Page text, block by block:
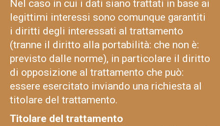
Nel caso in cui i dati siano trattati in base ai
legittimi interessi sono comunque garantiti
i diritti degli interessati al trattamento
(tranne il diritto alla portabilità: che non è:
previsto dalle norme), in particolare il diritto
di opposizione al trattamento che può:
essere esercitato inviando una richiesta al
titolare del trattamento.
Titolare del trattamento